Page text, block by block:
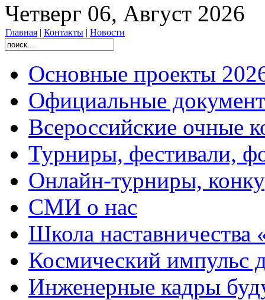
Четверг 06, Август 2026
Главная | Контакты | Новости
Основные проекты
Официальные
Всероссийские очные
Турниры, фестивали,
Онлайн-турниры,
СМИ о нас
Школа
Космический импульс
Инженерные кадры